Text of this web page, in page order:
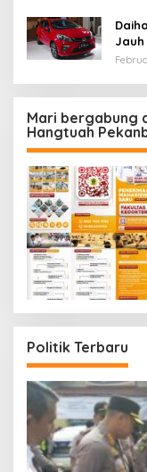
Jauh
Mari bergabung
Hangtuah
Politik Terbaru